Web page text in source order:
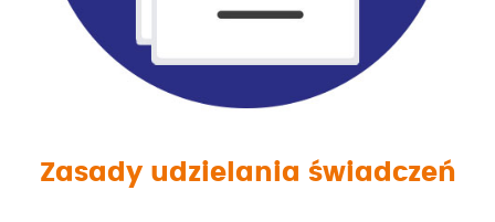
Zasady udzielania świadczeń